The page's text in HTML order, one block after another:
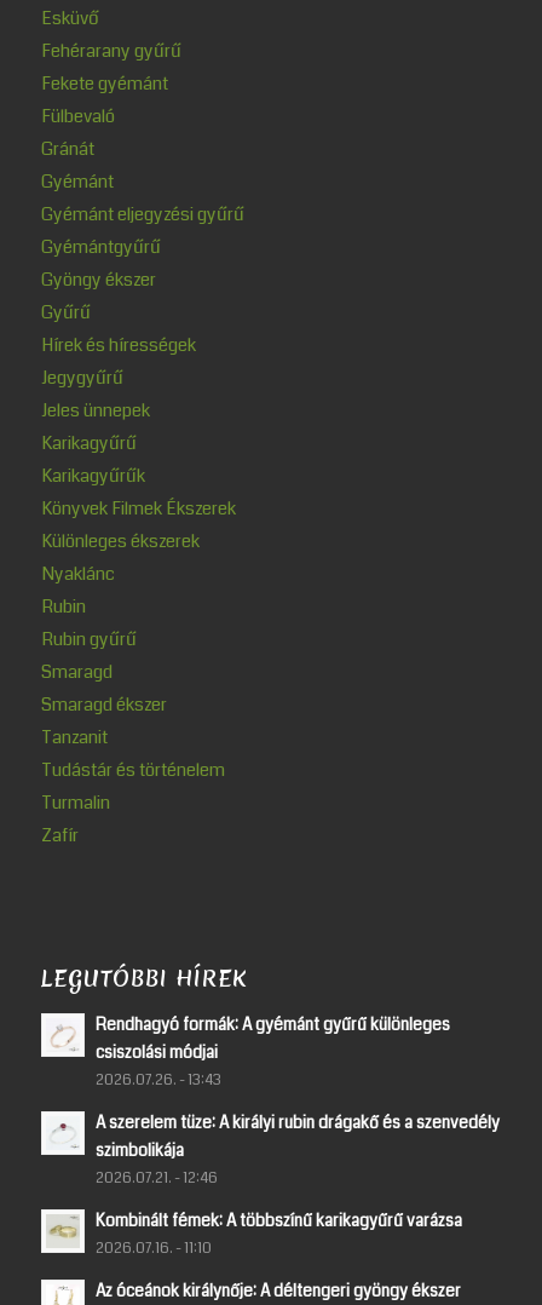
Esküvő
Fehérarany gyűrű
Fekete gyémánt
Fülbevaló
Gránát
Gyémánt
Gyémánt eljegyzési gyűrű
Gyémántgyűrű
Gyöngy ékszer
Gyűrű
Hírek és hírességek
Jegygyűrű
Jeles ünnepek
Karikagyűrű
Karikagyűrűk
Könyvek Filmek Ékszerek
Különleges ékszerek
Nyaklánc
Rubin
Rubin gyűrű
Smaragd
Smaragd ékszer
Tanzanit
Tudástár és történelem
Turmalin
Zafír
LEGUTÓBBI HÍREK
Rendhagyó formák: A gyémánt gyűrű különleges
csiszolási módjai
2026.07.26. - 13:43
A szerelem tüze: A királyi rubin drágakő és a szenvedély
szimbolikája
2026.07.21. - 12:46
Kombinált fémek: A többszínű karikagyűrű varázsa
2026.07.16. - 11:10
Az óceánok királynője: A déltengeri gyöngy ékszer